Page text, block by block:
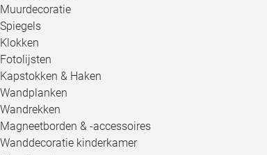
Muurdecoratie
Spiegels
Klokken
Fotolijsten
Kapstokken & Haken
Wandplanken
Wandrekken
Magneetborden & -accessoires
Wanddecoratie kinderkamer